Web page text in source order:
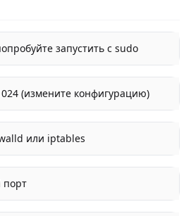
запустить с sudo
(измените конфигурацию)
или iptables
порт